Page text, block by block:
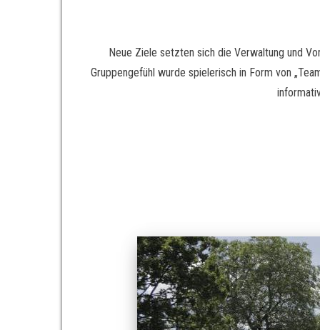
Neue Ziele setzten sich die Verwaltung und
Gruppengefühl wurde spielerisch in Form von